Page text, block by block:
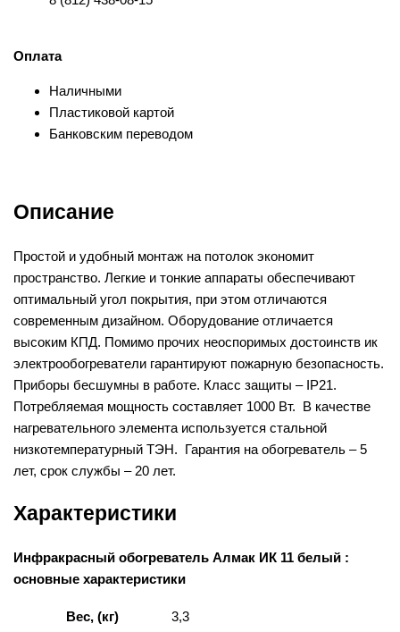
Оплата
Наличными
Пластиковой картой
Банковским переводом
Описание
Простой и удобный монтаж на потолок экономит
пространство. Легкие и тонкие аппараты обеспечивают
оптимальный угол покрытия, при этом отличаются
современным дизайном. Оборудование отличается
высоким КПД. Помимо прочих неоспоримых достоинств ик
электрообогреватели гарантируют пожарную безопасность.
Приборы бесшумны в работе. Класс защиты – IP21.
Потребляемая мощность составляет 1000 Вт. В качестве
нагревательного элемента используется стальной
низкотемпературный ТЭН. Гарантия на обогреватель – 5
лет, срок службы – 20 лет.
Характеристики
Инфракрасный обогреватель Алмак ИК 11 белый :
основные характеристики
Вес, (кг)
3,3